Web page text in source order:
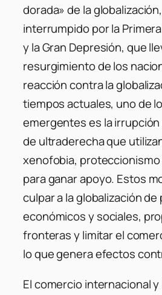
dorada» de la
interrumpido por la
y la Gran Depresión, que
resurgimiento de los
reacción contra la
tiempos actuales, uno de
emergentes es la
de ultraderecha que
xenofobia,
para ganar apoyo. Estos
culpar a la globalización de
económicos y sociales,
fronteras y limitar el
lo que genera efectos
El comercio internacional